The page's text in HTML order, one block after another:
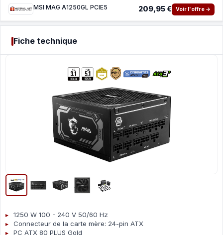
MSI MAG A1250GL PCIE5 209,95 € Voir l'offre →
Fiche technique
1250 W 100 - 240 V 50/60 Hz
Connecteur de la carte mère: 24-pin ATX
PC ATX 80 PLUS Gold